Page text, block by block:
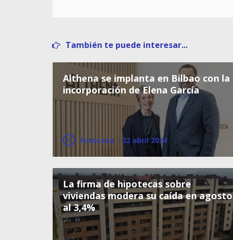
También te puede interesar...
Althena se implanta en Bilbao con la
incorporación de Elena García
Fotocasa · 22 abril 2024
La firma de hipotecas sobre
viviendas modera su caída en agosto
al 3,4%